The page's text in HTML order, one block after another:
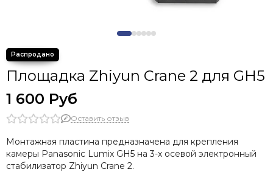
Площадка Zhiyun Crane 2 для GH5
1 600 Руб
Оставить отзыв
Монтажная пластина предназначена для крепления
камеры Panasonic Lumix GH5 на 3-х осевой электронный
стабилизатор Zhiyun Crane 2.